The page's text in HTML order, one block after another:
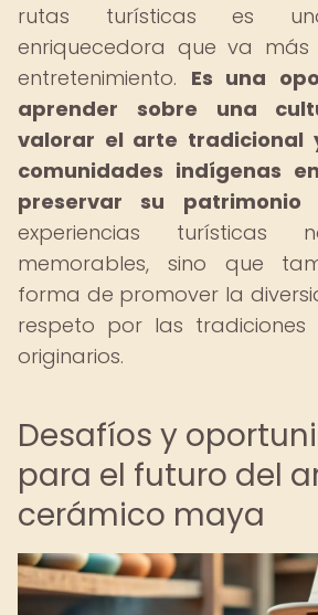
rutas turísticas es
enriquecedora que va
entretenimiento. Es una
aprender sobre una
valorar el arte tradicional
comunidades indígenas
preservar su patrimonio
experiencias
memorables, sino que
forma de promover la
respeto por las tradiciones
originarios.
Desafíos y
para el futuro del
cerámico maya